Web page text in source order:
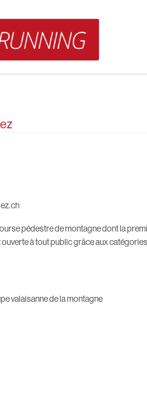
pédestre de montagne dont la
à tout public grâce aux
valaisanne de la montagne